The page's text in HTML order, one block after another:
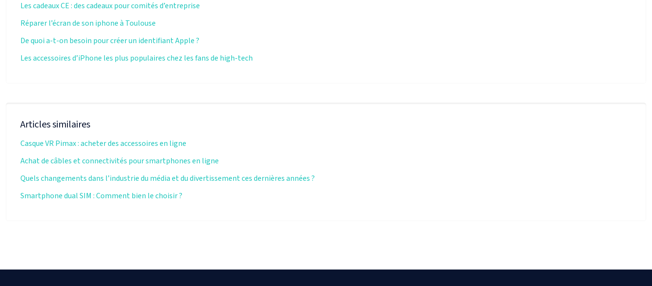
Les cadeaux CE : des cadeaux pour comités d’entreprise
Réparer l’écran de son iphone à Toulouse
De quoi a-t-on besoin pour créer un identifiant Apple ?
Les accessoires d’iPhone les plus populaires chez les fans de high-tech
Articles similaires
Casque VR Pimax : acheter des accessoires en ligne
Achat de câbles et connectivités pour smartphones en ligne
Quels changements dans l’industrie du média et du divertissement ces dernières années ?
Smartphone dual SIM : Comment bien le choisir ?